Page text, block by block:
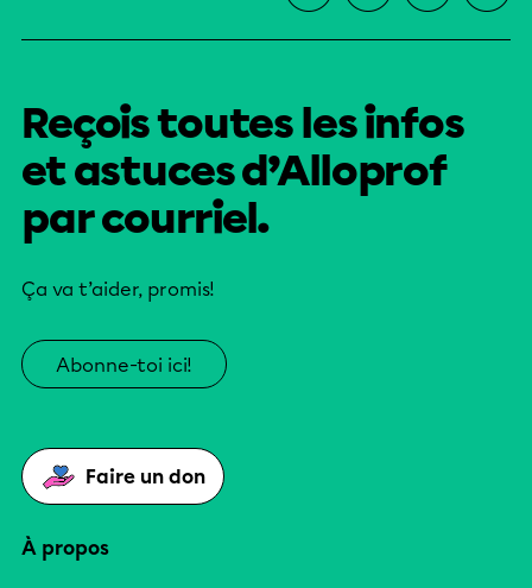
Reçois toutes les infos
et astuces d’Alloprof
par courriel.
Ça va t’aider, promis!
Abonne-toi ici!
Faire un don
À propos